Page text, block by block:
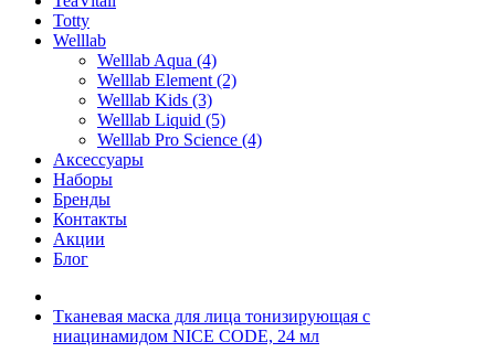
Totty
Welllab
Welllab Aqua (4)
Welllab Element (2)
Welllab Kids (3)
Welllab Liquid (5)
Welllab Pro Science (4)
Аксессуары
Наборы
Бренды
Контакты
Акции
Блог
Тканевая маска для лица тонизирующая с
ниацинамидом NICE CODE, 24 мл